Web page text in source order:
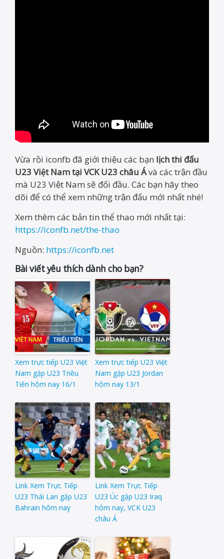
Vừa rồi iconfb đã giới thiệu các bạn lịch thi đấu
U23 Việt Nam tại VCK U23 châu Ávà các trận đầu
mà U23 Việt Nam sẽ đối đầu. Các bạn hãy theo
dõi để có thể xem những trận đấu mới nhất nhé!
Xem thêm các bản tin thể thao mới nhất tại:
https://iconfb.net/the-thao
Nguồn: https://iconfb.net
Bài viết yêu thích dành cho bạn?
Xem trực tiếp U23 Việt
Nam gặp U23 Triều
Tiên hôm nay 16/1
Xem trực tiếp U23 Việt
Nam gặp U23 Jordan
hôm nay 13/1
Link Xem Trực Tiếp
U23 Thái Lan gặp U23
Bahrain hôm nay
Link Xem Trực Tiếp
U23 Úc gặp U23 Iraq
hôm nay, VCK U23
châu Á